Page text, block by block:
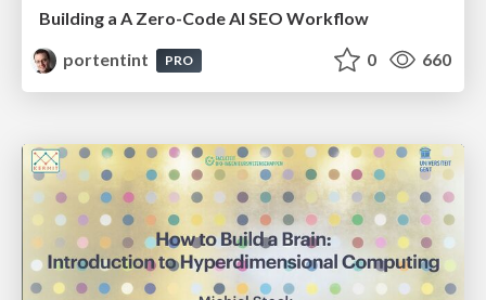
Building a A Zero-Code AI SEO Workflow
portentint
PRO 0 660